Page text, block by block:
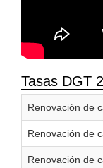
Tasas DGT
Renovación de
Renovación de
Renovación de